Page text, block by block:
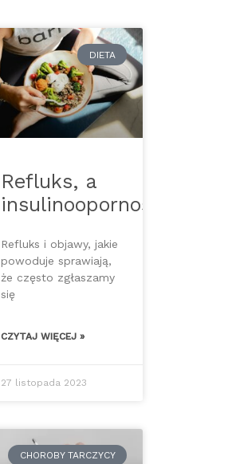
DIETA
Refluks, a
insulinooporność
Refluks i objawy, jakie
powoduje sprawiają,
że często zgłaszamy
się
CZYTAJ WIĘCEJ »
27 listopada 2023
CHOROBY TARCZYCY